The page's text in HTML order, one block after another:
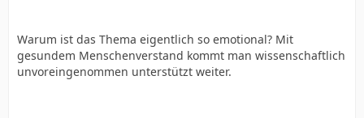
Warum ist das Thema eigentlich so emotional? Mit
gesundem Menschenverstand kommt man wissenschaftlich
unvoreingenommen unterstützt weiter.